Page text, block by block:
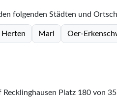
folgenden Städten und
Herten Marl Oer-
Platz 180von